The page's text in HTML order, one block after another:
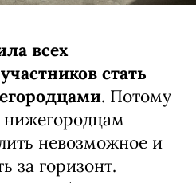
всех
стать
. Потому
нижегородцам
невозможное и
за горизонт.